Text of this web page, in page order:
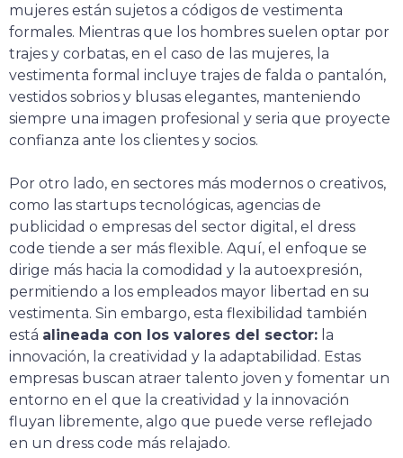
mujeres están sujetos a códigos de vestimenta
formales. Mientras que los hombres suelen optar por
trajes y corbatas, en el caso de las mujeres, la
vestimenta formal incluye trajes de falda o pantalón,
vestidos sobrios y blusas elegantes, manteniendo
siempre una imagen profesional y seria que proyecte
confianza ante los clientes y socios.
Por otro lado, en sectores más modernos o creativos,
como las startups tecnológicas, agencias de
publicidad o empresas del sector digital, el dress
code tiende a ser más flexible. Aquí, el enfoque se
dirige más hacia la comodidad y la autoexpresión,
permitiendo a los empleados mayor libertad en su
vestimenta. Sin embargo, esta flexibilidad también
está alineada con los valores del sector: la
innovación, la creatividad y la adaptabilidad. Estas
empresas buscan atraer talento joven y fomentar un
entorno en el que la creatividad y la innovación
fluyan libremente, algo que puede verse reflejado
en un dress code más relajado.